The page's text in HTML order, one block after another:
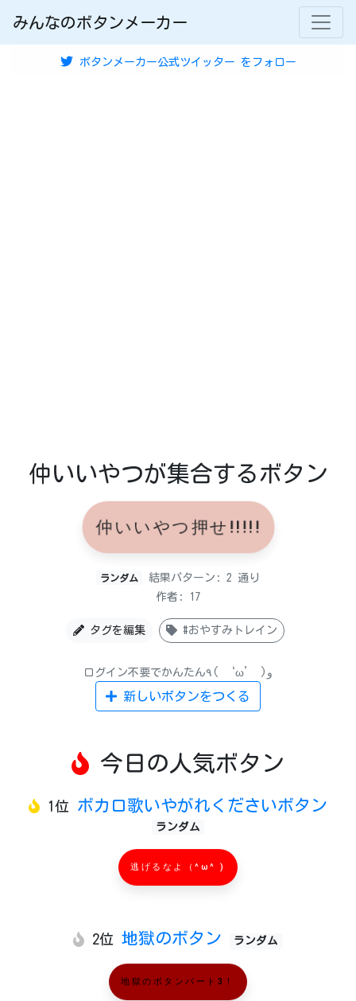
みんなのボタンメーカー
ボタンメーカー公式ツイッター をフォロー
仲いいやつが集合するボタン
仲いいやつ押せ!!!!!
ランダム
結果パターン: 2 通り
作者: 17
タグを編集 #おやすみトレイン
ログイン不要でかんたん٩( ‘ω’ )و
新しいボタンをつくる
今日の人気ボタン
1位 ボカロ歌いやがれくださいボタン
ランダム
逃げるなよ（^ω^ )
2位 地獄のボタン ランダム
地獄のボタンパート3！